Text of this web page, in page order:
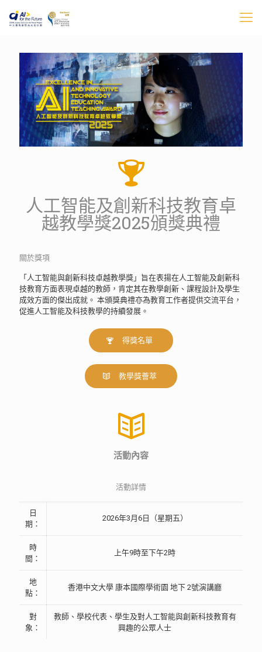
人工智能及創新科技教育卓
越教學獎2025頒獎典禮
關於獎項
「人工智能與創新科技卓越教學獎」旨在表揚在人工智能及創新科
技教育方面表現卓越的教師，肯定其在教學創新、課程設計及學生
成效方面的傑出成就。 本頒獎典禮亦為教育工作者提供交流平台，
促進人工智能及科技教學的持續發展。
得獎名單
教學獎薈萃
活動內容
活動詳情
日
期：
2026年3月6日（星期五）
時
間：
上午9時至下午2時
地
點：
香港中文大學 康本國際學術園 地下 2號演講廳
對
象：
教師、學校代表、學生及對人工智能與創新科技教育有
興趣的公眾人士